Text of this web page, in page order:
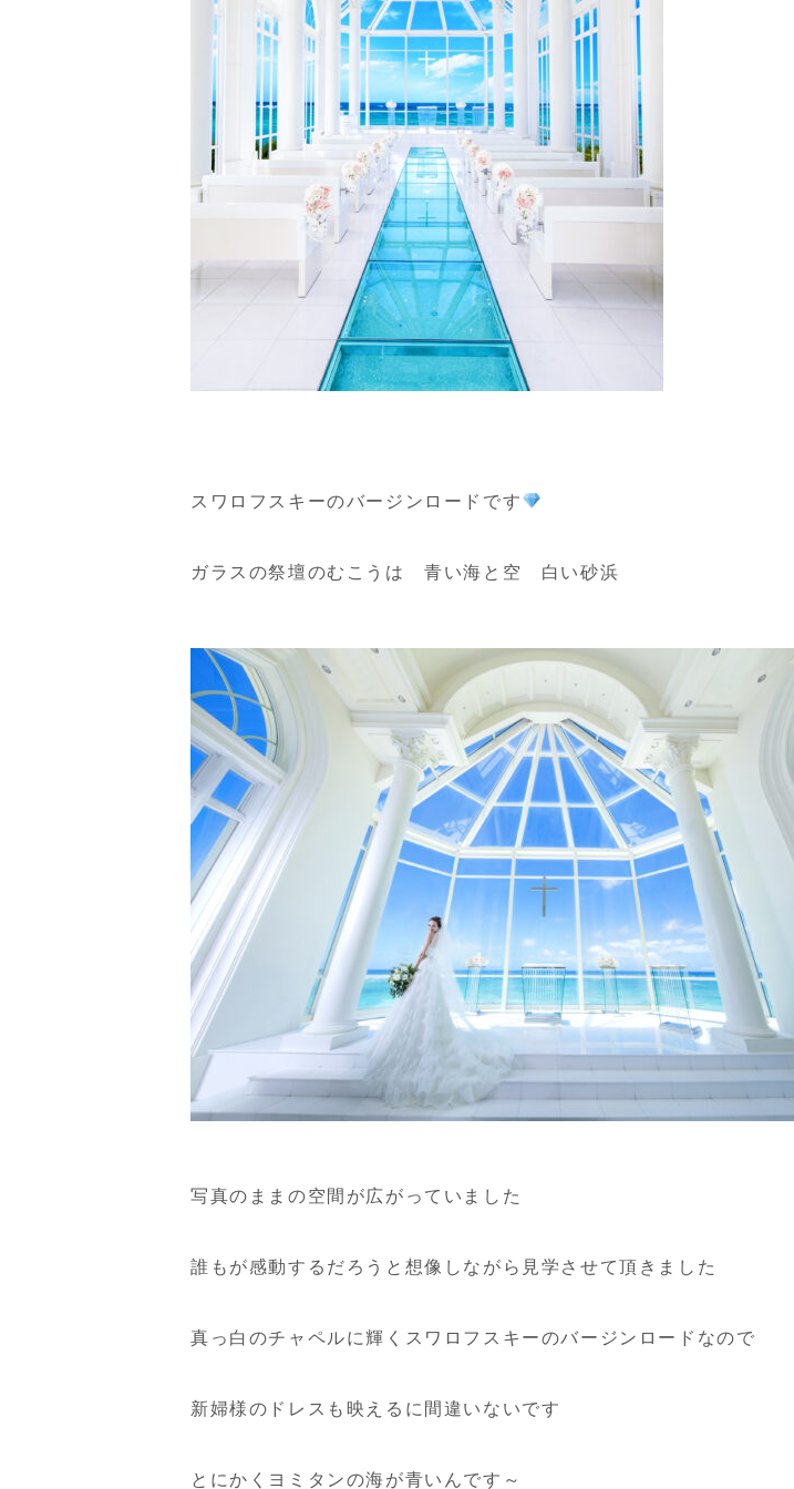
スワロフスキーのバージンロードです
ガラスの祭壇のむこうは 青い海と空 白い砂浜
写真のままの空間が広がっていました
誰もが感動するだろうと想像しながら見学させて頂きました
真っ白のチャペルに輝くスワロフスキーのバージンロードなので
新婦様のドレスも映えるに間違いないです
とにかくヨミタンの海が青いんです～